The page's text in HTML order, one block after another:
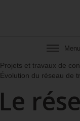
Menu
Projets et travaux de
Évolution du réseau de